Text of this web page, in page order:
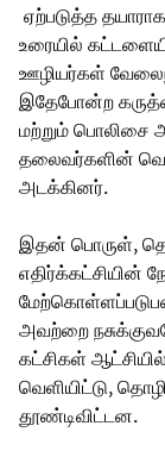
ஏற்படுத்த
உரையில்
ஊழியர்கள்
இதேபோன்ற
மற்றும் பொலிசை
தலைவர்களின்
அடக்கினர்.
இதன் பொருள்,
அவற்றை
கட்சிகள்
வெளியிட்டு,
தூண்டிவிட்டன.